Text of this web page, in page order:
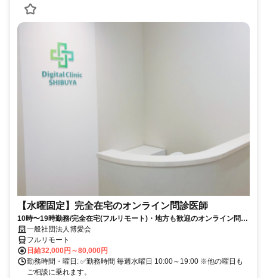
【水曜固定】完全在宅のオンライン問診医師
10時〜19時勤務/完全在宅(フルリモート)・地方も歓迎のオンライン問診
業務一般社団法人博愛会
フルリモート
日給32,000円～80,000円
勤務時間・曜日: ✅勤務時間 毎週水曜日 10:00～19:00 ※他の曜日も
ご相談に乗れます。